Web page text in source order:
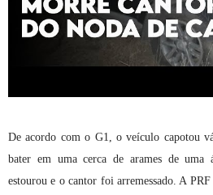
De acordo com o G1, o veículo capotou
bater em uma cerca de arames de
estourou e o cantor foi arremessado. A